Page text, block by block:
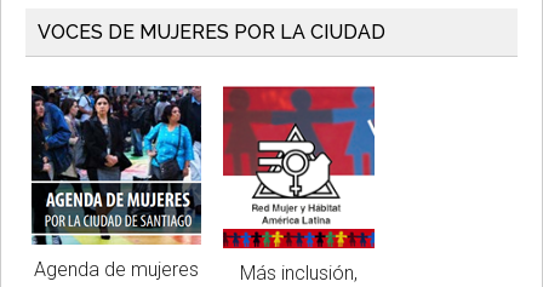
VOCES DE MUJERES POR LA CIUDAD
Agenda de mujeres
Más inclusión,